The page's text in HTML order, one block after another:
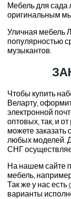
Мебель для сада
оригинальным
Уличная мебель
популярностью
музыкантов.
Чтобы купить
Веларту,
электронной
оптовых, так, и
можете заказать
любых моделей.
СНГ
На нашем сайте
мебель,
Так же у нас есть
варианты